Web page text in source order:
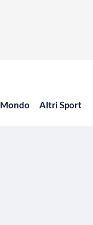
Mondo Altri Sport